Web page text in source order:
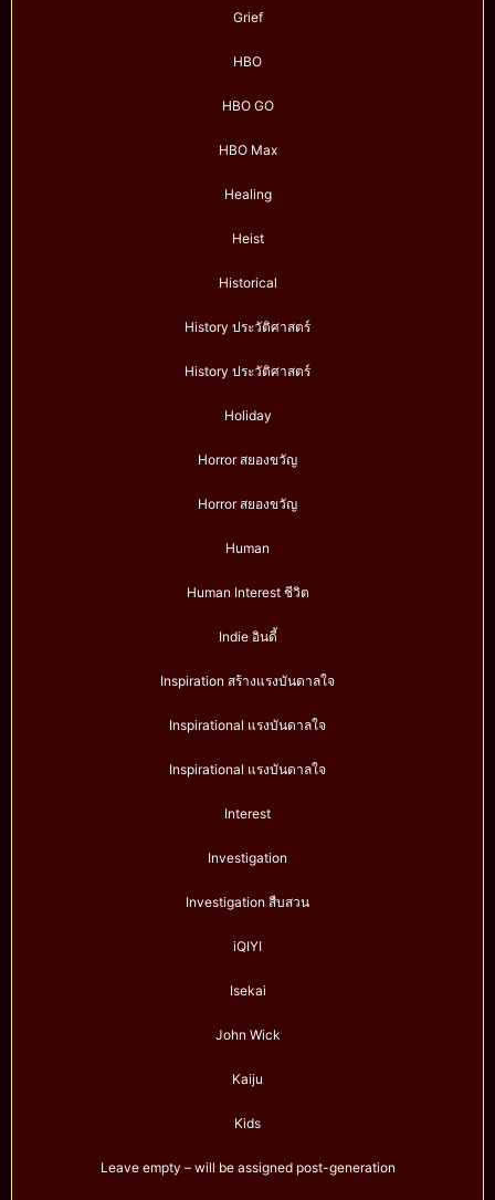
Grief
HBO
HBO GO
HBO Max
Healing
Heist
Historical
History ประวัติศาสตร์
History ประวัติศาสตร์
Holiday
Horror สยองขวัญ
Horror สยองขวัญ
Human
Human Interest ชีวิต
Indie อินดี้
Inspiration สร้างแรงบันดาลใจ
Inspirational แรงบันดาลใจ
Inspirational แรงบันดาลใจ
Interest
Investigation
Investigation สืบสวน
iQIYI
Isekai
John Wick
Kaiju
Kids
Leave empty – will be assigned post-generation